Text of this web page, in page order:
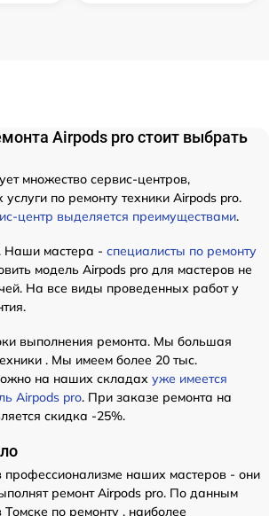
Airpods pro стоит выбрать
множество сервис-центров,
по ремонту техники Airpods pro.
центр выделяется преимуществами.
Наши мастера - специалисты по ремонту
модель Airpods pro для мастеров не
На все виды проведенных работ у
выполнения ремонта. Мы большая
. Мы имеем более 20 тыс.
на наших складах уже имеется
Airpods pro. При заказе ремонта на
скидка -25%.
профессионализме наших мастеров - они
ремонт Airpods pro. По данным
по ремонту , наиболее